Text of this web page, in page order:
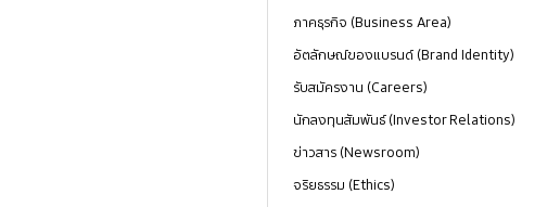
ภาคธุรกิจ (Business Area)
อัตลักษณ์ของแบรนด์ (Brand Identity)
รับสมัครงาน (Careers)
นักลงทุนสัมพันธ์ (Investor Relations)
ข่าวสาร (Newsroom)
จริยธรรม (Ethics)